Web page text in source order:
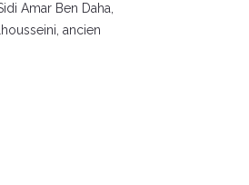
Amar Ben Daha,
ancien